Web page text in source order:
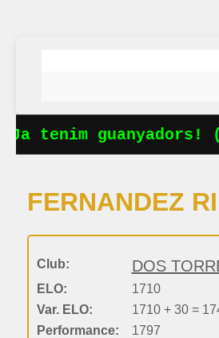
tenim guanyadors!
FERNANDEZ
Club: DOS
ELO:
1710
Var. ELO:
1710 + 30 =
Performance:
1797